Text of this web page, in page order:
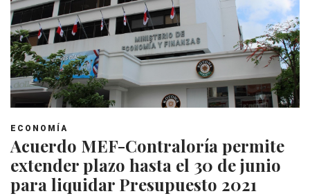
ECONOMÍA
Acuerdo MEF-Contraloría permite
extender plazo hasta el 30 de junio
para liquidar Presupuesto 2021